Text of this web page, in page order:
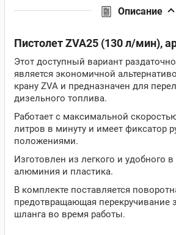
Описание
Пистолет ZVA25 (130 л/мин),
Этот доступный вариант
является экономичной
крану ZVA и предназначен для
дизельного топлива.
Работает с максимальной
литров в минуту и имеет фиксатор
положениями.
Изготовлен из легкого и удобного
алюминия и пластика.
В комплекте поставляется
предотвращающая перекручивание
шланга во время работы.